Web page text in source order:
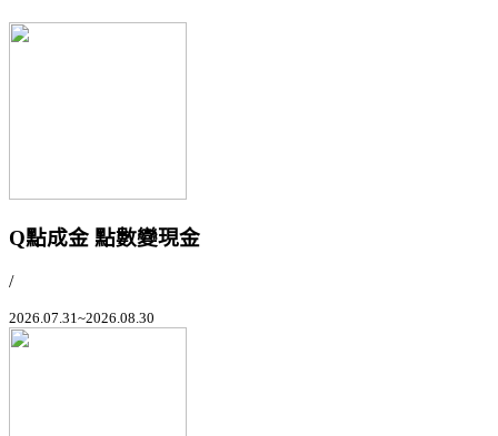
Q點成金 點數變現金
/
2026.07.31~2026.08.30